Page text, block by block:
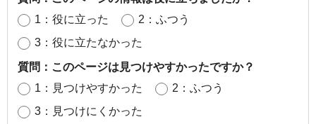
1：役に立った
2：ふつう
3：役に立たなかった
質問：このページは見つけやすかったですか？
1：見つけやすかった
2：ふつう
3：見つけにくかった